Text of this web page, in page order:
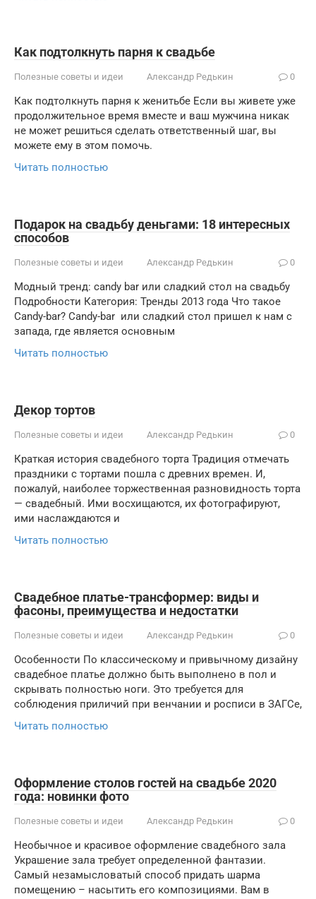
Как подтолкнуть парня к свадьбе
Полезные советы и идеи Александр Редькин 0
Как подтолкнуть парня к женитьбе Если вы живете уже
продолжительное время вместе и ваш мужчина никак
не может решиться сделать ответственный шаг, вы
можете ему в этом помочь.
Читать полностью
Подарок на свадьбу деньгами: 18 интересных
способов
Полезные советы и идеи Александр Редькин 0
Модный тренд: candy bar или сладкий стол на свадьбу
Подробности Категория: Тренды 2013 года Что такое
Candy-bar? Candy-bar или сладкий стол пришел к нам с
запада, где является основным
Читать полностью
Декор тортов
Полезные советы и идеи Александр Редькин 0
Краткая история свадебного торта Традиция отмечать
праздники с тортами пошла с древних времен. И,
пожалуй, наиболее торжественная разновидность торта
— свадебный. Ими восхищаются, их фотографируют,
ими наслаждаются и
Читать полностью
Свадебное платье-трансформер: виды и
фасоны, преимущества и недостатки
Полезные советы и идеи Александр Редькин 0
Особенности По классическому и привычному дизайну
свадебное платье должно быть выполнено в пол и
скрывать полностью ноги. Это требуется для
соблюдения приличий при венчании и росписи в ЗАГСе,
Читать полностью
Оформление столов гостей на свадьбе 2020
года: новинки фото
Полезные советы и идеи Александр Редькин 0
Необычное и красивое оформление свадебного зала
Украшение зала требует определенной фантазии.
Самый незамысловатый способ придать шарма
помещению – насытить его композициями. Вам в